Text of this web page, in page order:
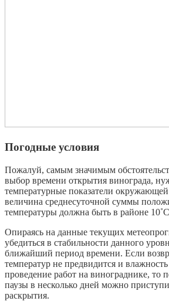
Погодные условия
Пожалуй, самым значимым
выбор времени открытия винограда,
температурные показатели
величина среднесуточной суммы
температуры должна быть в районе
Опираясь на данные текущих
убедиться в стабильности данного
ближайший период времени. Если
температур не предвидится и
проведение работ на винограднике, то
паузы в несколько дней можно
раскрытия.